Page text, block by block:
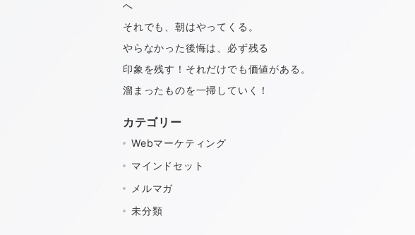
へ
それでも、朝はやってくる。
やらなかった後悔は、必ず残る
印象を残す！それだけでも価値がある。
溜まったものを一掃していく！
カテゴリー
Webマーケティング
マインドセット
メルマガ
未分類